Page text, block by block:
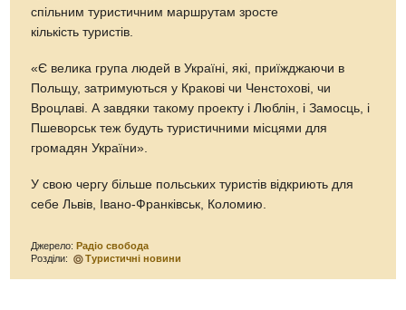
спільним туристичним маршрутам зросте
кількість туристів.
«Є велика група людей в Україні, які, приїжджаючи в
Польщу, затримуються у Кракові чи Ченстохові, чи
Вроцлаві. А завдяки такому проекту і Люблін, і Замосць, і
Пшеворськ теж будуть туристичними місцями для
громадян України».
У свою чергу більше польських туристів відкриють для
себе Львів, Івано-Франківськ, Коломию.
Джерело:Радіо свобода
Розділи:
Туристичні новини